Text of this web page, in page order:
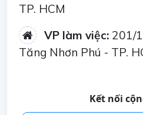
TP. HCM
VP làm việc: 201/
Tăng Nhơn Phú - TP.
Kết nối